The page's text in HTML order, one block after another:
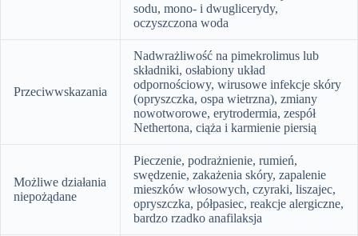
sodu, mono- i dwuglicerydy,
oczyszczona woda
Przeciwwskazania
Nadwrażliwość na pimekrolimus lub
składniki, osłabiony układ
odpornościowy, wirusowe infekcje skóry
(opryszczka, ospa wietrzna), zmiany
nowotworowe, erytrodermia, zespół
Nethertona, ciąża i karmienie piersią
Możliwe działania
niepożądane
Pieczenie, podrażnienie, rumień,
swędzenie, zakażenia skóry, zapalenie
mieszków włosowych, czyraki, liszajec,
opryszczka, półpasiec, reakcje alergiczne,
bardzo rzadko anafilaksja